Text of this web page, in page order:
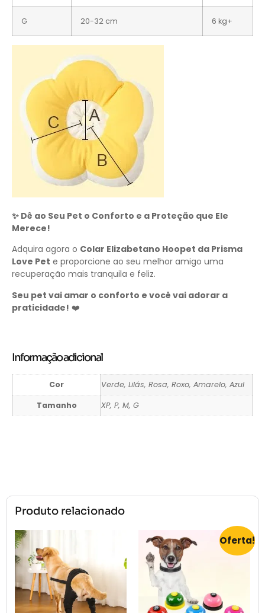
Produto relacionado
Oferta!
G 20-32 cm 6 kg+
✨ Dê ao Seu Pet o Conforto e a Proteção que Ele
Merece!
Adquira agora o Colar Elizabetano Hoopet da Prisma
Love Pet e proporcione ao seu melhor amigo uma
recuperação mais tranquila e feliz.
Seu pet vai amar o conforto e você vai adorar a
praticidade! ❤️
Informação adicional
Cor Verde, Lilás, Rosa, Roxo, Amarelo, Azul
Tamanho XP, P, M, G